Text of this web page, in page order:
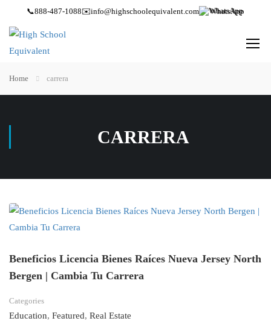
📞888-487-1088✉️info@highschoolequivalent.com WhatsApp
Home carrera
CARRERA
Beneficios Licencia Bienes Raíces Nueva Jersey North
Bergen | Cambia Tu Carrera
Categories
Education, Featured, Real Estate